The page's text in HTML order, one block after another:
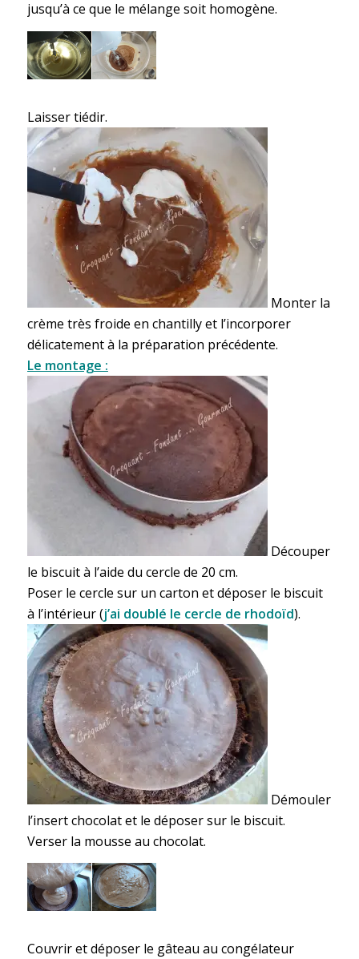
jusqu’à ce que le mélange soit homogène.
Laisser tiédir.
Monter la
crème très froide en chantilly et l’incorporer
délicatement à la préparation précédente.
Le montage :
Découper
le biscuit à l’aide du cercle de 20 cm.
Poser le cercle sur un carton et déposer le biscuit
à l’intérieur (j’ai doublé le cercle de rhodoïd).
Démouler
l’insert chocolat et le déposer sur le biscuit.
Verser la mousse au chocolat.
Couvrir et déposer le gâteau au congélateur